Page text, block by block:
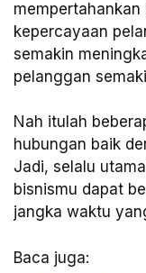
kepercayaan
semakin
pelanggan
Nah itulah
hubungan baik
Jadi, selalu
bisnismu dapat
jangka waktu
Baca juga: